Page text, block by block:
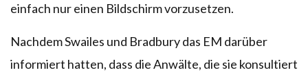
einfach nur einen Bildschirm vorzusetzen.
Nachdem Swailes und Bradbury das EM darüber
informiert hatten, dass die Anwälte, die sie konsultiert